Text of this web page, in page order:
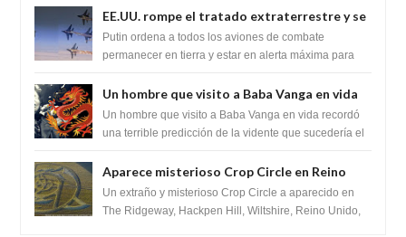
EE.UU. rompe el tratado extraterrestre y se
prepara para destruir el misterioso satélite
"Caballero Negro"
Putin ordena a todos los aviones de combate
permanecer en tierra y estar en alerta máxima para
Un hombre que visito a Baba Vanga en vida
recordó la terrible predicción de la vidente
para febrero de 2022.
Un hombre que visito a Baba Vanga en vida recordó
una terrible predicción de la vidente que sucedería el
Aparece misterioso Crop Circle en Reino
Unido 23 de junio 2016
Un extraño y misterioso Crop Circle a aparecido en
The Ridgeway, Hackpen Hill, Wiltshire, Reino Unido,